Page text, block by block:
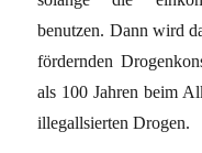
benutzen. Dann wird
fördernden
als 100 Jahren beim
illegallsierten Drogen.